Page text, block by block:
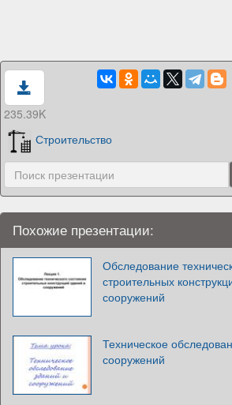
235.39K
Строительство
Похожие презентации:
Обследование
строительных
сооружений
Техническое
сооружений